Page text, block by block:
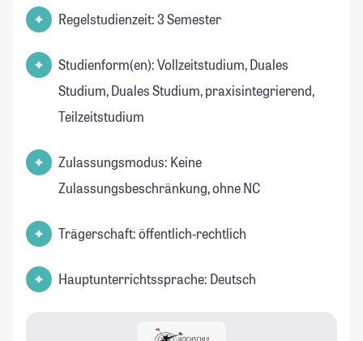
Regelstudienzeit: 3 Semester
Studienform(en): Vollzeitstudium, Duales
Studium, Duales Studium, praxisintegrierend,
Teilzeitstudium
Zulassungsmodus: Keine
Zulassungsbeschränkung, ohne NC
Trägerschaft: öffentlich-rechtlich
Hauptunterrichtssprache: Deutsch